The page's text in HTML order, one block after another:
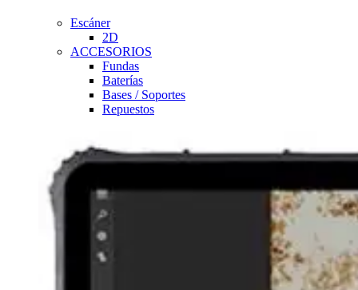
Escáner
2D
ACCESORIOS
Fundas
Baterías
Bases / Soportes
Repuestos